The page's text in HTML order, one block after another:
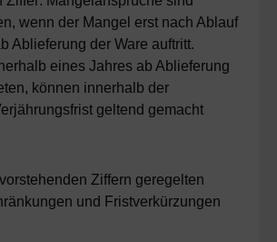
wenn der Mangel erst nach Ablauf
Ablieferung der Ware auftritt.
eines Jahres ab Ablieferung
können innerhalb der
geltend gemacht
Ziffern geregelten
und Fristverkürzungen